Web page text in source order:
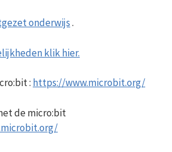
onderwijs.
klik hier.
: https://www.microbit.org/
de micro:bit